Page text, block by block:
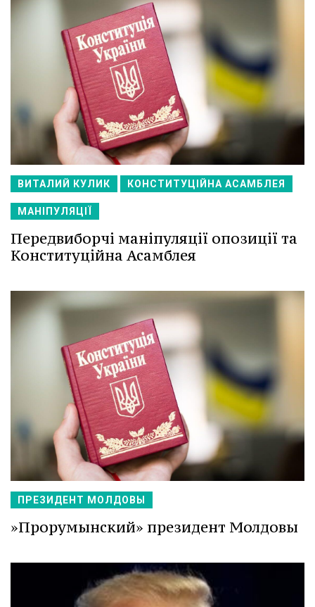
ВИТАЛИЙ КУЛИК КОНСТИТУЦІЙНА АСАМБЛЕЯ
МАНІПУЛЯЦІЇ
Передвиборчі маніпуляції опозиції та
Конституційна Асамблея
ПРЕЗИДЕНТ МОЛДОВЫ
»Прорумынский» президент Молдовы